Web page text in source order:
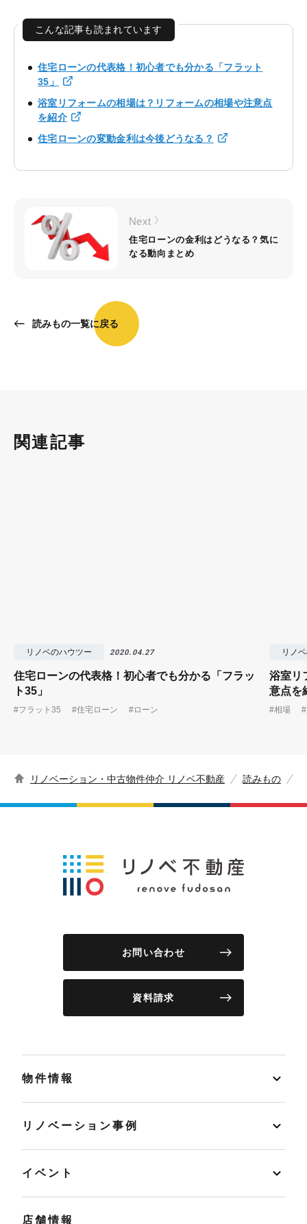
こんな記事も読まれています
住宅ローンの代表格！初心者でも分かる「フラット
35」
浴室リフォームの相場は？リフォームの相場や注意点
を紹介
住宅ローンの変動金利は今後どうなる？
読みもの一覧に戻る
Next
住宅ローンの金利はどうなる？気に
なる動向まとめ
関連記事
リノベのハウツー 2020.04.27
住宅ローンの代表格！初心者でも分かる「フラッ
ト35」
#フラット35 #住宅ローン #ローン
リノ
浴室リ
意点を
#相場
リノベーション・中古物件仲介 リノベ不動産 読みもの
お問い合わせ
資料請求
物件情報
リノベーション事例
イベント
店舗情報